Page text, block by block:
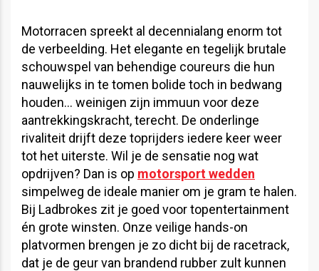
Motorracen spreekt al decennialang enorm tot
de verbeelding. Het elegante en tegelijk brutale
schouwspel van behendige coureurs die hun
nauwelijks in te tomen bolide toch in bedwang
houden… weinigen zijn immuun voor deze
aantrekkingskracht, terecht. De onderlinge
rivaliteit drijft deze toprijders iedere keer weer
tot het uiterste. Wil je de sensatie nog wat
opdrijven? Dan is op motorsport wedden
simpelweg de ideale manier om je gram te halen.
Bij Ladbrokes zit je goed voor topentertainment
én grote winsten. Onze veilige hands-on
platvormen brengen je zo dicht bij de racetrack,
dat je de geur van brandend rubber zult kunnen